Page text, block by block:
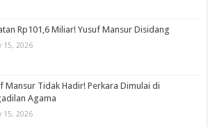
Rp101,6 Miliar! Yusuf Mansur Disidang
15, 2026
Mansur Tidak Hadir! Perkara Dimulai di
Agama
15, 2026